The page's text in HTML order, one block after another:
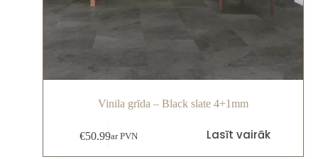
Vinila grīda – Black slate 4+1mm
€50.99ar PVN Lasīt vairāk